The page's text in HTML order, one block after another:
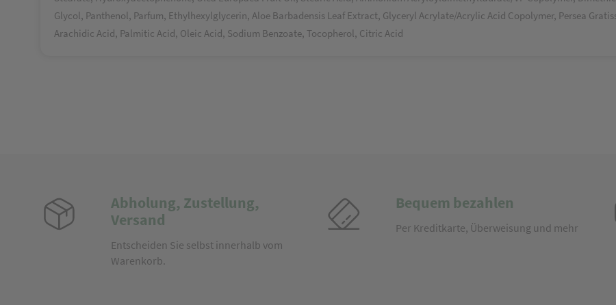
Glycol, Panthenol, Parfum, Ethylhexylglycerin, Aloe Barbadensis Leaf Extract, Glyceryl Acrylate/Acrylic Acid Copolymer, Persea
Arachidic Acid, Palmitic Acid, Oleic Acid, Sodium Benzoate, Tocopherol, Citric Acid
Abholung, Zustellung,
Versand
Entscheiden Sie selbst innerhalb vom
Warenkorb.
Bequem bezahlen
Per Kreditkarte, Überweisung und mehr